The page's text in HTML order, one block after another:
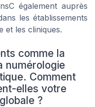
également auprès
les établissements
et les cliniques.
comme la
numérologie
Comment
elles votre
?